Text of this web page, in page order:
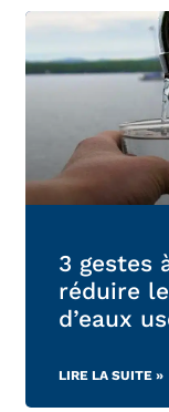
3 gestes
réduire
d’eaux
LIRE LA SUITE »